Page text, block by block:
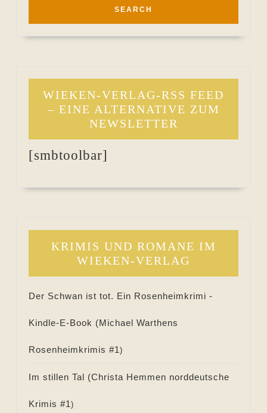
WIEKEN-VERLAG-RSS FEED
– EINE ALTERNATIVE ZUM
NEWSLETTER
[smbtoolbar]
KRIMIS UND ROMANE IM
WIEKEN-VERLAG
Der Schwan ist tot. Ein Rosenheimkrimi -
Kindle-E-Book (Michael Warthens
Rosenheimkrimis #1)
Im stillen Tal (Christa Hemmen norddeutsche
Krimis #1)